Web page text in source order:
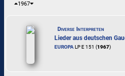
1967
Diverse Interpreten
Lieder aus deutschen
EUROPALP E 151 (1967)